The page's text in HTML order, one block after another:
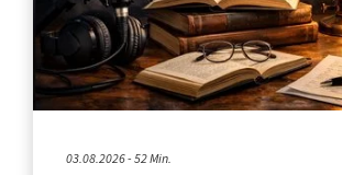
03.08.2026 - 52 Min.